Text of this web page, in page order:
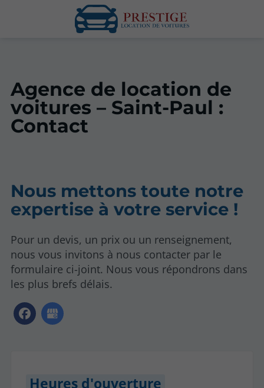
Agence de location de
voitures – Saint-Paul :
Contact
Nous mettons toute notre
expertise à votre service !
Pour un devis, un prix ou un renseignement,
nous vous invitons à nous contacter par le
formulaire ci-joint. Nous vous répondrons dans
les plus brefs délais.
Heures d'ouverture